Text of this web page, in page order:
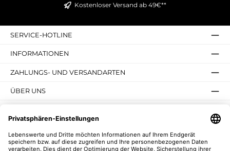
Kostenloser Versand ab 49€**
SERVICE-HOTLINE
INFORMATIONEN
ZAHLUNGS- UND VERSANDARTEN
ÜBER UNS
NEWSLETTER